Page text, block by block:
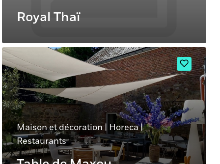
Royal Thaï
Maison et décoration | Horeca|
Restaurants